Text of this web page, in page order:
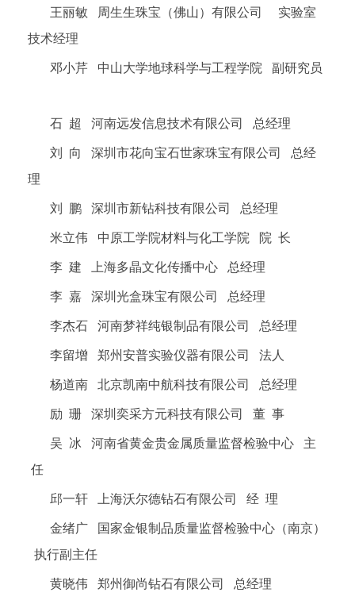
王丽敏 周生生珠宝（佛山）有限公司 实验室
技术经理
邓小芹 中山大学地球科学与工程学院 副研究员
石 超 河南远发信息技术有限公司 总经理
刘 向 深圳市花向宝石世家珠宝有限公司 总经
理
刘 鹏 深圳市新钻科技有限公司 总经理
米立伟 中原工学院材料与化工学院 院 长
李 建 上海多晶文化传播中心 总经理
李 嘉 深圳光盒珠宝有限公司 总经理
李杰石 河南梦祥纯银制品有限公司 总经理
李留增 郑州安普实验仪器有限公司 法人
杨道南 北京凯南中航科技有限公司 总经理
励 珊 深圳奕采方元科技有限公司 董 事
吴 冰 河南省黄金贵金属质量监督检验中心 主
任
邱一轩 上海沃尔德钻石有限公司 经 理
金绪广 国家金银制品质量监督检验中心（南京）
执行副主任
黄晓伟 郑州御尚钻石有限公司 总经理